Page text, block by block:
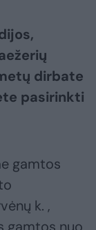
dirbate
pasirinkti
gamtos
k. ,